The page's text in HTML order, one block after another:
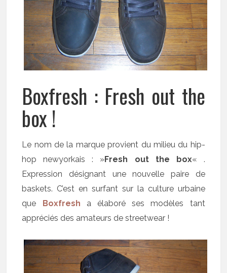
Boxfresh : Fresh out the
box !
Le nom de la marque provient du milieu du hip-
hop newyorkais : »Fresh out the box« .
Expression désignant une nouvelle paire de
baskets. C’est en surfant sur la culture urbaine
que Boxfresh
a élaboré ses modèles tant
appréciés des amateurs de streetwear !